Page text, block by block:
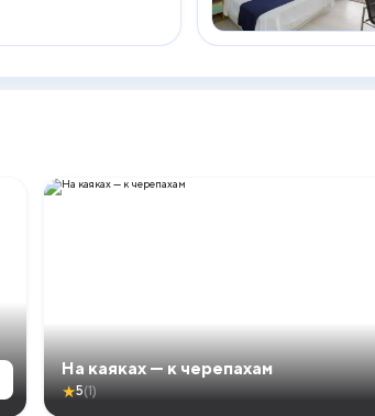
На каяках — к черепахам
★5(1)